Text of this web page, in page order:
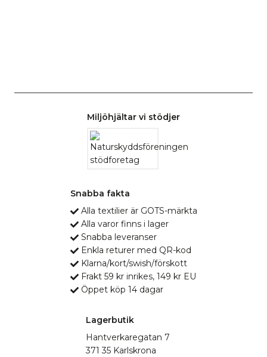
Miljöhjältar vi stödjer
Snabba fakta
Alla textilier är GOTS-märkta
Alla varor finns i lager
Snabba leveranser
Enkla returer med QR-kod
Klarna/kort/swish/förskott
Frakt 59 kr inrikes, 149 kr EU
Öppet köp 14 dagar
Lagerbutik
Hantverkaregatan 7
371 35 Karlskrona